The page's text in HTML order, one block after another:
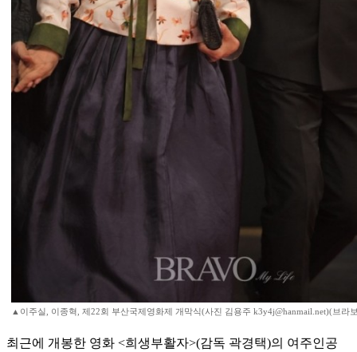
▲이주실, 이종혁, 제22회 부산국제영화제 개막식(사진 김용주 k3y4j@hanmail.net)(브라
최근에 개봉한 영화 <희생부활자>(감독 곽경택)의 여주인공